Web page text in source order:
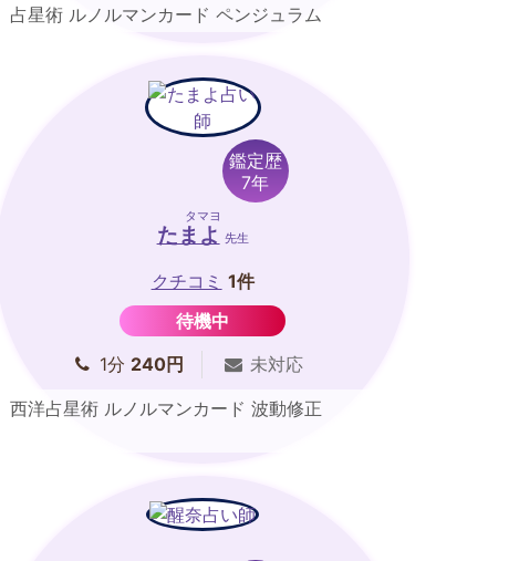
占星術 ルノルマンカード ペンジュラム
鑑定歴
7年
タマヨ
たまよ 先生
クチコミ 1件
待機中
1分 240円
未対応
西洋占星術 ルノルマンカード 波動修正